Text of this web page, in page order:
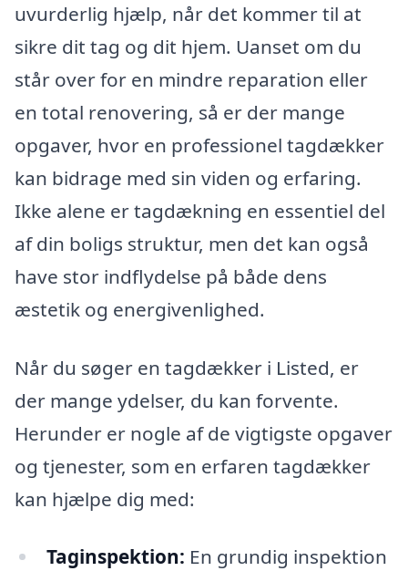
uvurderlig hjælp, når det kommer til at
sikre dit tag og dit hjem. Uanset om du
står over for en mindre reparation eller
en total renovering, så er der mange
opgaver, hvor en professionel tagdækker
kan bidrage med sin viden og erfaring.
Ikke alene er tagdækning en essentiel del
af din boligs struktur, men det kan også
have stor indflydelse på både dens
æstetik og energivenlighed.
Når du søger en tagdækker i Listed, er
der mange ydelser, du kan forvente.
Herunder er nogle af de vigtigste opgaver
og tjenester, som en erfaren tagdækker
kan hjælpe dig med:
Taginspektion: En grundig inspektion